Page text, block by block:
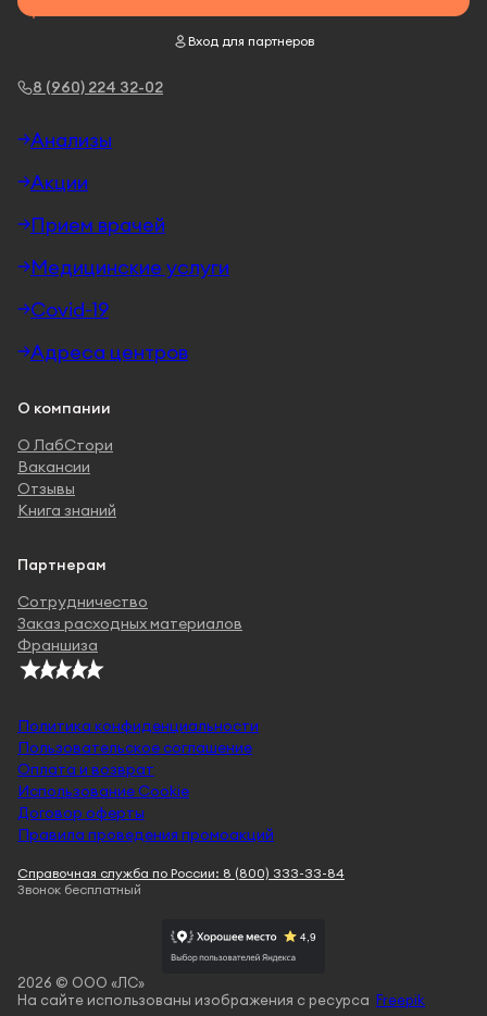
8 (960) 224 32-02
Вход для партнеров
Анализы
Акции
Прием врачей
Медицинские услуги
Covid-19
Адреса центров
О компании
О ЛабСтори
Вакансии
Отзывы
Книга знаний
Партнерам
Сотрудничество
Заказ расходных материалов
Франшиза
Политика конфиденциальности
Пользовательское соглашение
Оплата и возврат
Использование Cookie
Договор оферты
Правила проведения промоакций
2026 © ООО «ЛС»
На сайте использованы изображения с ресурса Freepik
Справочная служба по России: 8 (800) 333-33-84
Звонок бесплатный